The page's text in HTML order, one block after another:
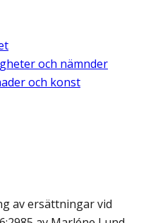
och nämnder
och konst
av ersättningar vid